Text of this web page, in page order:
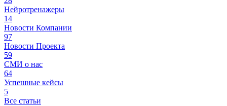
Нейротренажеры
14
Новости Компании
97
Новости Проекта
59
СМИ о нас
64
Успешные кейсы
5
Все статьи